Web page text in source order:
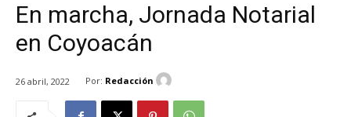
En marcha, Jornada Notarial
en Coyoacán
26 abril, 2022 Por: Redacción